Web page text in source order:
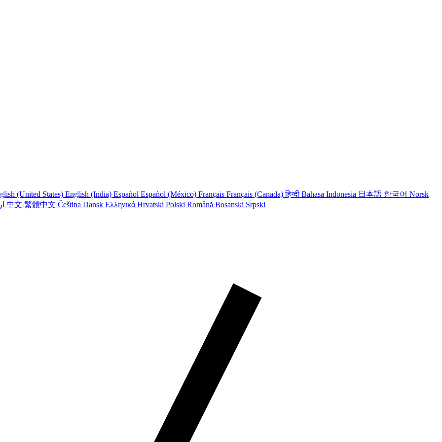
(United States) English (India) Español Español (México) Français Français (Canada)हिन्दी Bahasa Indonesia 日本語 한국어 Norsk
中文 繁體中文 Čeština Dansk Ελληνικά Hrvatski Polski Română Bosanski Srpski